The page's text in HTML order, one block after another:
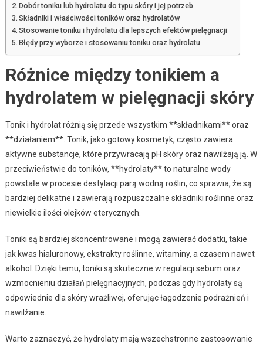
Dobór toniku lub hydrolatu do typu skóry i jej potrzeb
Składniki i właściwości toników oraz hydrolatów
Stosowanie toniku i hydrolatu dla lepszych efektów pielęgnacji
Błędy przy wyborze i stosowaniu toniku oraz hydrolatu
Różnice między tonikiem a
hydrolatem w pielęgnacji skóry
Tonik i hydrolat różnią się przede wszystkim **składnikami** oraz
**działaniem**. Tonik, jako gotowy kosmetyk, często zawiera
aktywne substancje, które przywracają pH skóry oraz nawilżają ją. W
przeciwieństwie do toników, **hydrolaty** to naturalne wody
powstałe w procesie destylacji parą wodną roślin, co sprawia, że są
bardziej delikatne i zawierają rozpuszczalne składniki roślinne oraz
niewielkie ilości olejków eterycznych.
Toniki są bardziej skoncentrowane i mogą zawierać dodatki, takie
jak kwas hialuronowy, ekstrakty roślinne, witaminy, a czasem nawet
alkohol. Dzięki temu, toniki są skuteczne w regulacji sebum oraz
wzmocnieniu działań pielęgnacyjnych, podczas gdy hydrolaty są
odpowiednie dla skóry wrażliwej, oferując łagodzenie podrażnień i
nawilżanie.
Warto zaznaczyć, że hydrolaty mają wszechstronne zastosowanie